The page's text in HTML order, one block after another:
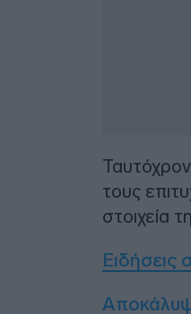
τους
στοιχεία
Ειδήσεις